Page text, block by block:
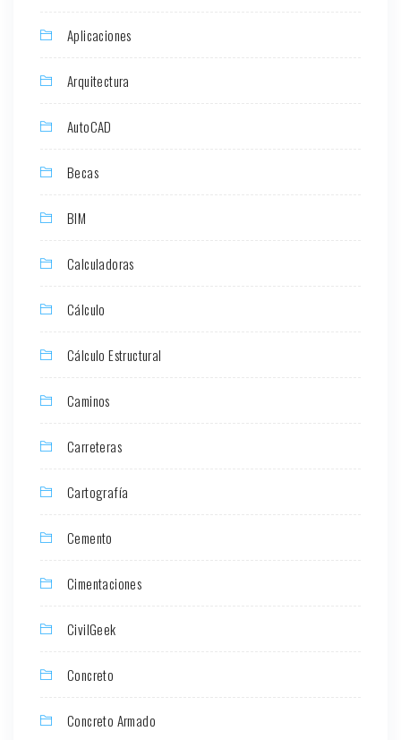
Aplicaciones
Arquitectura
AutoCAD
Becas
BIM
Calculadoras
Cálculo
Cálculo Estructural
Caminos
Carreteras
Cartografía
Cemento
Cimentaciones
CivilGeek
Concreto
Concreto Armado